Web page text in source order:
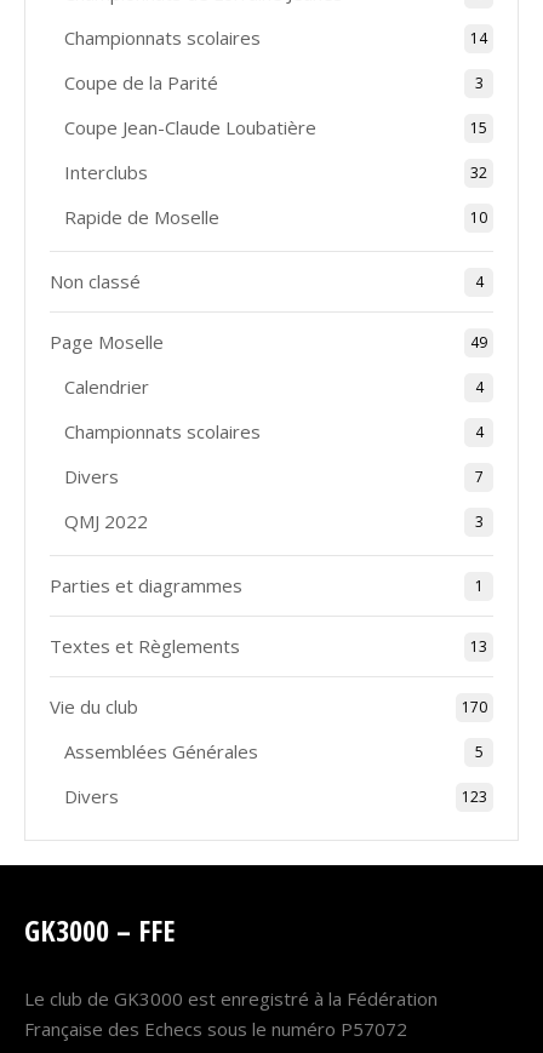
Championnats scolaires 14
Coupe de la Parité 3
Coupe Jean-Claude Loubatière 15
Interclubs 32
Rapide de Moselle 10
Non classé 4
Page Moselle 49
Calendrier 4
Championnats scolaires 4
Divers 7
QMJ 2022 3
Parties et diagrammes 1
Textes et Règlements 13
Vie du club 170
Assemblées Générales 5
Divers 123
GK3000 – FFE
Le club de GK3000 est enregistré à la Fédération
Française des Echecs sous le numéro P57072